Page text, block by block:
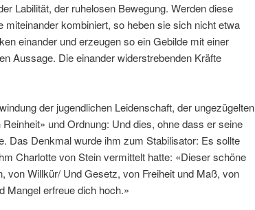
Labilität, der ruhelosen Bewegung. Werden diese
miteinander kombiniert, so heben sie sich nicht etwa
einander und erzeugen so ein Gebilde mit einer
Aussage. Die einander widerstrebenden Kräfte
der jugendlichen Leidenschaft, der ungezügelten
und Ordnung: Und dies, ohne dass er seine
Das Denkmal wurde ihm zum Stabilisator: Es sollte
Charlotte von Stein vermittelt hatte: «Dieser schöne
von Willkür/ Und Gesetz, von Freiheit und Maß, von
Mangel erfreue dich hoch.»